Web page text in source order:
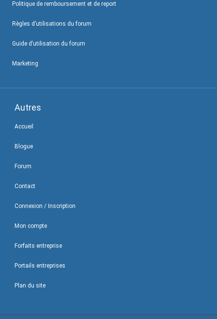
Politique de remboursement et de report
Règles d’utilisations du forum
Guide d’utilisation du forum
Marketing
Autres
Accueil
Blogue
Forum
Contact
Connexion / Inscription
Mon compte
Forfaits entreprise
Portails entreprises
Plan du site